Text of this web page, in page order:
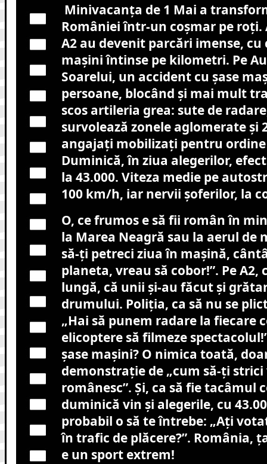
Minivacanța de 1 Mai a
României într-un coșmar pe roți.
A2 au devenit parcări imense, cu
mașini întinse pe kilometri. Pe
Soarelui, un accident cu șase
persoane, blocând și mai mult
scos artileria grea: sute de
survolează zonele aglomerate și
angajați mobilizați pentru
Duminică, în ziua alegerilor,
la 43.000. Viteza medie pe
100 km/h, iar nervii șoferilor, la
O, ce frumos e să fii român în
la Marea Neagră sau la aerul de
să-ți petreci ziua în mașină,
planeta, vreau să cobor!”. Pe A2,
lungă, că unii și-au făcut și
drumului. Poliția, ca să nu se
„Hai să punem radare la fiecare
elicoptere să filmeze
șase mașini? O nimica toată,
demonstrație de „cum să-ți
românesc”. Și, ca să fie tacâmul
duminică vin și alegerile, cu
probabil o să te întrebe: „Ați
în trafic de plăcere?”. România,
e un sport extrem!